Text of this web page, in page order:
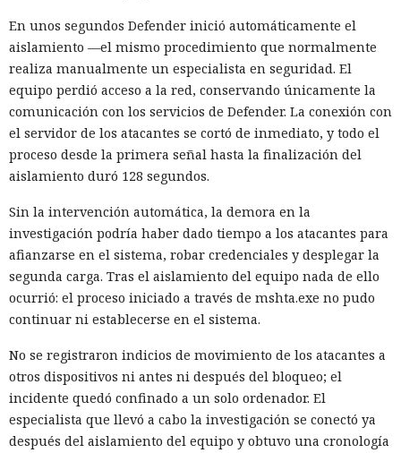
En unos segundos Defender inició automáticamente el
aislamiento —el mismo procedimiento que normalmente
realiza manualmente un especialista en seguridad. El
equipo perdió acceso a la red, conservando únicamente la
comunicación con los servicios de Defender. La conexión con
el servidor de los atacantes se cortó de inmediato, y todo el
proceso desde la primera señal hasta la finalización del
aislamiento duró 128 segundos.
Sin la intervención automática, la demora en la
investigación podría haber dado tiempo a los atacantes para
afianzarse en el sistema, robar credenciales y desplegar la
segunda carga. Tras el aislamiento del equipo nada de ello
ocurrió: el proceso iniciado a través de mshta.exe no pudo
continuar ni establecerse en el sistema.
No se registraron indicios de movimiento de los atacantes a
otros dispositivos ni antes ni después del bloqueo; el
incidente quedó confinado a un solo ordenador. El
especialista que llevó a cabo la investigación se conectó ya
después del aislamiento del equipo y obtuvo una cronología